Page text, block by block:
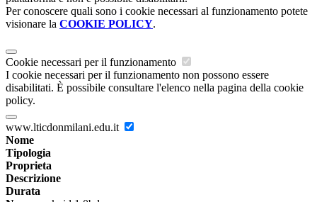
Per conoscere quali sono i cookie necessari al funzionamento potete
visionare la COOKIE POLICY.
Cookie necessari per il funzionamento
I cookie necessari per il funzionamento non possono essere
disabilitati. È possibile consultare l'elenco nella pagina della cookie
policy.
www.lticdonmilani.edu.it
Nome
Tipologia
Proprieta
Descrizione
Durata